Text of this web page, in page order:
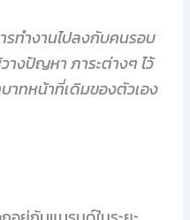
รทำงานไปลงกับคนรอบ
างปัญหา ภาระต่างๆ ไว้
าทหน้าที่เดิมของตัวเอง